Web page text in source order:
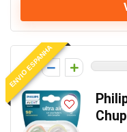
ENVIO ESPANHA
0